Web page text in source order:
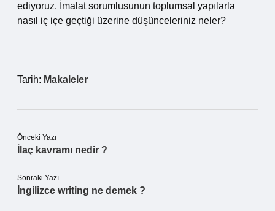
ediyoruz. İmalat sorumlusunun toplumsal yapılarla
nasıl iç içe geçtiği üzerine düşünceleriniz neler?
Tarih: Makaleler
Önceki Yazı
İlaç kavramı nedir ?
Sonraki Yazı
İngilizce writing ne demek ?